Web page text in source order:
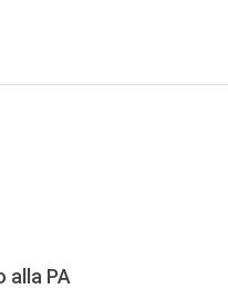
alla PA